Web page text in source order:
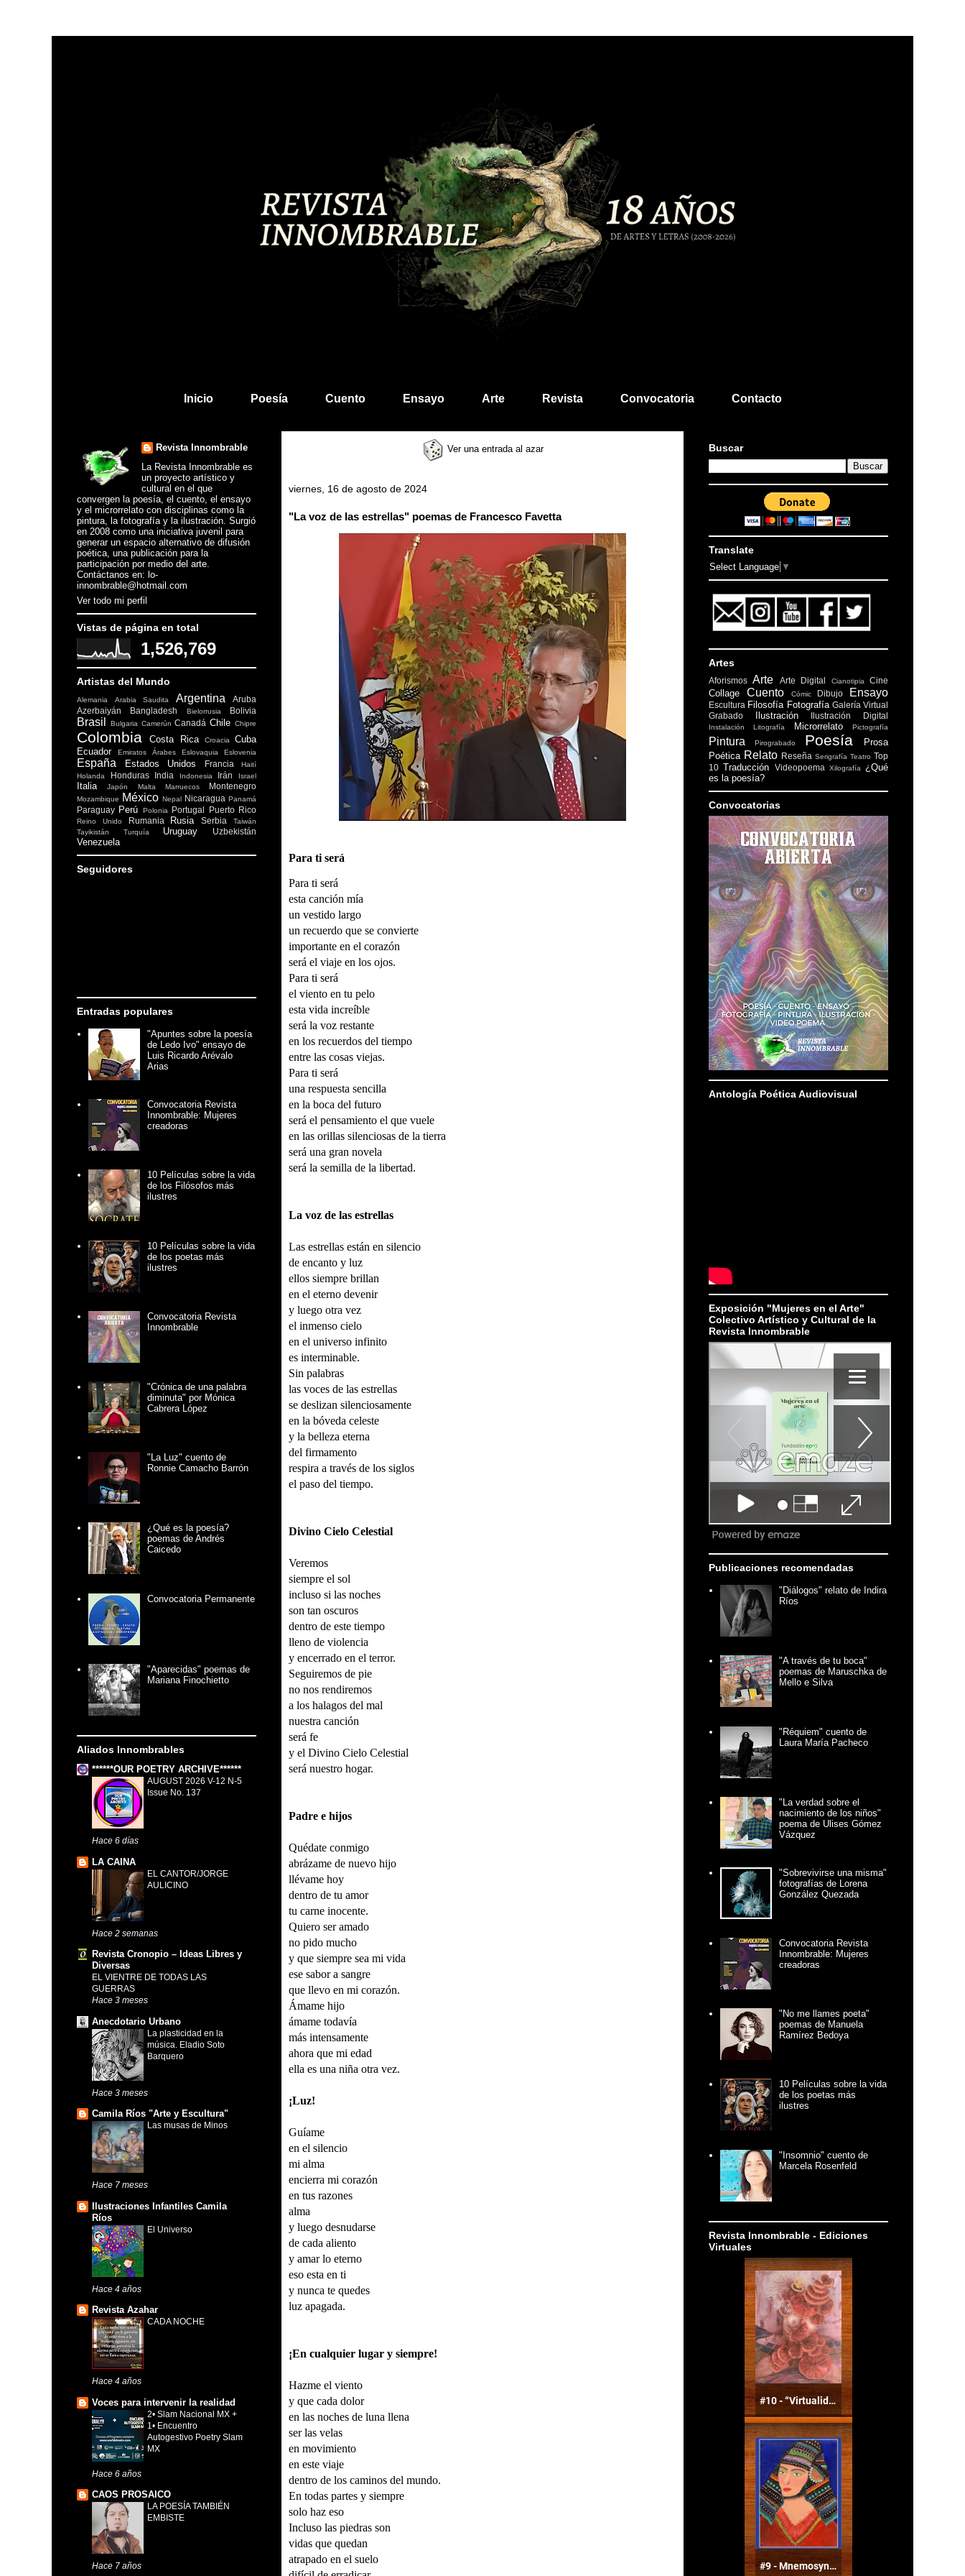
Inicio Poesía Cuento Ensayo Arte Revista Convocatoria Contacto
Ver una entrada al azar
viernes, 16 de agosto de 2024
"La voz de las estrellas" poemas de Francesco Favetta
Para ti será
Para ti será
esta canción mía
un vestido largo
un recuerdo que se convierte
importante en el corazón
será el viaje en los ojos.
Para ti será
el viento en tu pelo
esta vida increíble
será la voz restante
en los recuerdos del tiempo
entre las cosas viejas.
Para ti será
una respuesta sencilla
en la boca del futuro
será el pensamiento el que vuele
en las orillas silenciosas de la tierra
será una gran novela
será la semilla de la libertad.
La voz de las estrellas
Las estrellas están en silencio
de encanto y luz
ellos siempre brillan
en el eterno devenir
y luego otra vez
el inmenso cielo
en el universo infinito
es interminable.
Sin palabras
las voces de las estrellas
se deslizan silenciosamente
en la bóveda celeste
y la belleza eterna
del firmamento
respira a través de los siglos
el paso del tiempo.
Divino Cielo Celestial
Veremos
siempre el sol
incluso si las noches
son tan oscuros
dentro de este tiempo
lleno de violencia
y encerrado en el terror.
Seguiremos de pie
no nos rendiremos
a los halagos del mal
nuestra canción
será fe
y el Divino Cielo Celestial
será nuestro hogar.
Padre e hijos
Quédate conmigo
abrázame de nuevo hijo
llévame hoy
dentro de tu amor
tu carne inocente.
Quiero ser amado
no pido mucho
y que siempre sea mi vida
ese sabor a sangre
que llevo en mi corazón.
Ámame hijo
ámame todavía
más intensamente
ahora que mi edad
ella es una niña otra vez.
¡Luz!
Guíame
en el silencio
mi alma
encierra mi corazón
en tus razones
alma
y luego desnudarse
de cada aliento
y amar lo eterno
eso esta en ti
y nunca te quedes
luz apagada.
¡En cualquier lugar y siempre!
Hazme el viento
y que cada dolor
en las noches de luna llena
ser las velas
en movimiento
en este viaje
dentro de los caminos del mundo.
En todas partes y siempre
solo haz eso
Incluso las piedras son
vidas que quedan
atrapado en el suelo
Revista Innombrable
La Revista Innombrable es
un proyecto artístico y
cultural en el que
convergen la poesía, el cuento, el ensayo
y el microrrelato con disciplinas como la
pintura, la fotografía y la ilustración. Surgió
en 2008 como una iniciativa juvenil para
generar un espacio alternativo de difusión
poética, una publicación para la
participación por medio del arte.
Contáctanos en: lo-
innombrable@hotmail.com
Ver todo mi perfil
Vistas de página en total
1,526,769
Artistas del Mundo
Alemania Arabia Saudita Argentina
Aruba
Azerbaiyán
Bangladesh Bielorrusia Bolivia
Brasil Bulgaria Camerún Canadá Chile Chipre
Colombia Costa Rica Croacia
Cuba
Ecuador
Emiratos Árabes Eslovaquia Eslovenia
España Estados Unidos Francia
Haití
Holanda
Honduras India Indonesia Irán Israel
Italia Japón Malta Marruecos Montenegro
Mozambique México Nepal Nicaragua Panamá
Paraguay Perú Polonia Portugal Puerto Rico
Reino Unido Rumania Rusia Serbia
Taiwán
Tayikistán
Turquía Uruguay Uzbekistán
Venezuela
Seguidores
Entradas populares
"Apuntes sobre la poesía
de Ledo Ivo" ensayo de
Luis Ricardo Arévalo
Arias
Convocatoria Revista
Innombrable: Mujeres
creadoras
10 Películas sobre la vida
de los Filósofos más
ilustres
10 Películas sobre la vida
de los poetas más
ilustres
Convocatoria Revista
Innombrable
"Crónica de una palabra
diminuta" por Mónica
Cabrera López
"La Luz" cuento de
Ronnie Camacho Barrón
¿Qué es la poesía?
poemas de Andrés
Caicedo
Convocatoria Permanente
"Aparecidas" poemas de
Mariana Finochietto
Aliados Innombrables
******OUR POETRY ARCHIVE******
AUGUST 2026 V-12 N-5
Issue No. 137
Hace 6 días
LA CAINA
EL CANTOR/JORGE
AULICINO
Hace 2 semanas
Revista Cronopio – Ideas Libres y
Diversas
EL VIENTRE DE TODAS LAS
GUERRAS
Hace 3 meses
Anecdotario Urbano
La plasticidad en la
música. Eladio Soto
Barquero
Hace 3 meses
Camila Ríos "Arte y Escultura"
Las musas de Minos
Hace 7 meses
Ilustraciones Infantiles Camila
Ríos
El Universo
Hace 4 años
Revista Azahar
CADA NOCHE
Hace 4 años
Voces para intervenir la realidad
2• Slam Nacional MX +
1• Encuentro
Autogestivo Poetry Slam
MX
Hace 6 años
CAOS PROSAICO
LA POESÍA TAMBIÉN
EMBISTE
Hace 7 años
Buscar
Translate
Select Language ▼
Artes
Aforismos Arte Arte Digital Cianotipia Cine
Collage Cuento Cómic Dibujo Ensayo
Escultura Filosofía Fotografía Galería Virtual
Grabado
Ilustración Ilustración Digital
Instalación Litografía Microrrelato Pictografía
Pintura Pirograbado Poesía
Prosa
Poética Relato Reseña Serigrafía Teatro Top
10 Traducción Videopoema Xilografía
¿Qué
es la poesía?
Convocatorias
Antología Poética Audiovisual
Exposición "Mujeres en el Arte"
Colectivo Artístico y Cultural de la
Revista Innombrable
Publicaciones recomendadas
"Diálogos" relato de Indira
Ríos
"A través de tu boca"
poemas de Maruschka de
Mello e Silva
"Réquiem" cuento de
Laura María Pacheco
"La verdad sobre el
nacimiento de los niños"
poema de Ulises Gómez
Vázquez
"Sobrevivirse una misma"
fotografías de Lorena
González Quezada
Convocatoria Revista
Innombrable: Mujeres
creadoras
"No me llames poeta"
poemas de Manuela
Ramírez Bedoya
10 Películas sobre la vida
de los poetas más
ilustres
"Insomnio" cuento de
Marcela Rosenfeld
Revista Innombrable - Ediciones
Virtuales